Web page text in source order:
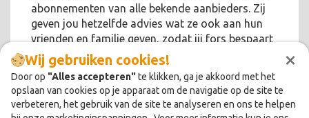
×
Wij gebruiken cookies!
Door op "Alles accepteren"te klikken, ga je akkoord met het
opslaan van cookies op je apparaat om de navigatie op de site te
verbeteren, het gebruik van de site te analyseren en ons te helpen
abonnementen van alle bekende aanbieders. Zij
geven jou hetzelfde advies wat ze ook aan hun
vrienden en familie geven, zodat jij fors bespaart
op je vaste lasten!